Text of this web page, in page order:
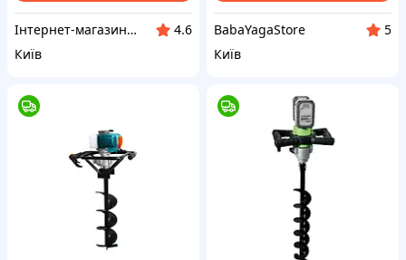
Інтернет-магазин товарів для дому "ОптМісто"
4.6
Київ
BabaYagaStore
5
Київ